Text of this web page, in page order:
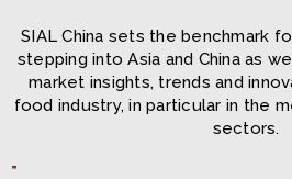
SIAL China sets the benchmark
stepping into Asia and China as
market insights, trends and
food industry, in particular in the
sectors.